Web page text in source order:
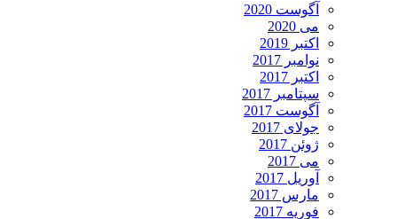
آگوست 2020
می 2020
اکتبر 2019
نوامبر 2017
اکتبر 2017
سپتامبر 2017
آگوست 2017
جولای 2017
ژوئن 2017
می 2017
آوریل 2017
مارس 2017
فوریه 2017